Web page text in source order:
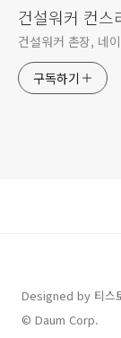
건설워커 컨스
건설워커 촌장, 네
구독하기
Designed by 티스
© Daum Corp.